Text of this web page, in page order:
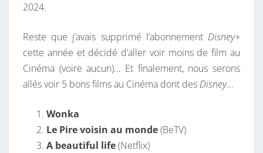
2024.
Reste que j’avais supprimé l’abonnement Disney+
cette année et décidé d’aller voir moins de film au
Cinéma (voire aucun)… Et finalement, nous serons
allés voir 5 bons films au Cinéma dont desDisney…
Wonka
Le Pire voisin au monde(BeTV)
A beautiful life(Netflix)